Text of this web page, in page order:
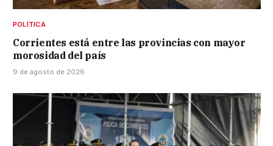
POLÍTICA
Corrientes está entre las provincias con mayor
morosidad del país
9 de agosto de 2026